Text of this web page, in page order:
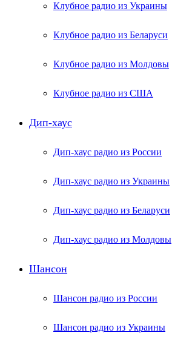
Клубное радио из Украины
Клубное радио из Беларуси
Клубное радио из Молдовы
Клубное радио из США
Дип-хаус
Дип-хаус радио из России
Дип-хаус радио из Украины
Дип-хаус радио из Беларуси
Дип-хаус радио из Молдовы
Шансон
Шансон радио из России
Шансон радио из Украины